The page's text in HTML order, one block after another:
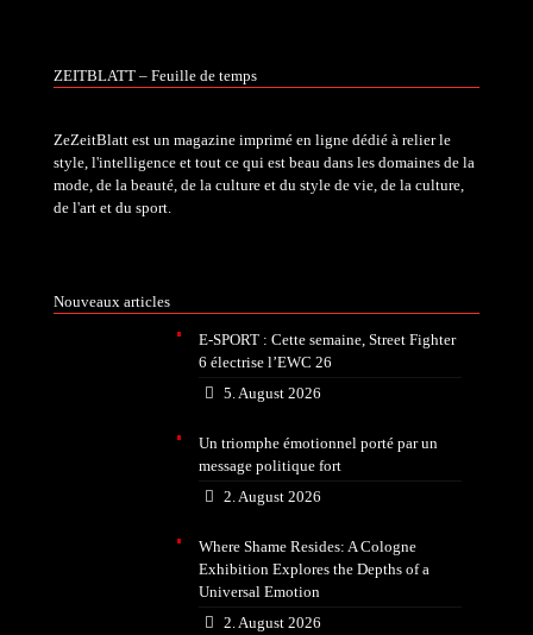
ZEITBLATT – Feuille de temps
ZeZeitBlatt est un magazine imprimé en ligne dédié à relier le
style, l'intelligence et tout ce qui est beau dans les domaines de la
mode, de la beauté, de la culture et du style de vie, de la culture,
de l'art et du sport.
Nouveaux articles
E-SPORT : Cette semaine, Street Fighter
6 électrise l’EWC 26
5. August 2026
Un triomphe émotionnel porté par un
message politique fort
2. August 2026
Where Shame Resides: A Cologne
Exhibition Explores the Depths of a
Universal Emotion
2. August 2026